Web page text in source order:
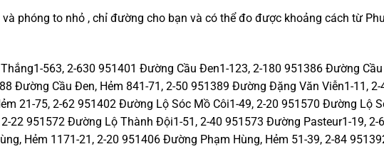
phóng to nhỏ , chỉ đường cho bạn và có thể đo được khoảng cách từ
563, 2-630 951401 Đường Cầu Đen1-123, 2-180 951386 Đường Cầu
Đường Cầu Đen, Hẻm 841-71, 2-50 951389 Đường Đặng Văn Viễn1-11,
21-75, 2-62 951402 Đường Lộ Sóc Mồ Côi1-49, 2-20 951570 Đường Lộ
22 951572 Đường Lộ Thành Đội1-51, 2-40 951573 Đường Pasteur1-19,
Hẻm 1171-21, 2-20 951406 Đường Phạm Hùng, Hẻm 51-39, 2-84